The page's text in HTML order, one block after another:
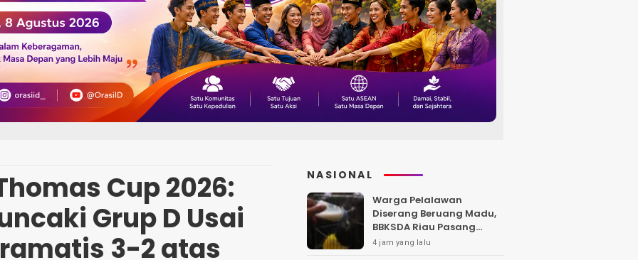
Cup 2026:
Grup D Usai
3-2 atas
NASIONAL
Warga Pelalawan
Diserang Beruang Madu,
BBKSDA Riau Pasang
Kandang Jebak di Lokasi
4 jam yang lalu